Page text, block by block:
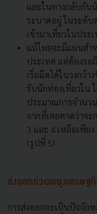
และในทางกลับกัน
ระบาดอยู่ ในระดับ
เข้ามาเที่ยวในประ
แม้ไทยจะมีแผนสำ
ประเทศ แต่ต้องรอ
เริ่มฉีดได้ในวงกว้
รับนักท่องเที่ยวใน
ประมาณการจำนว
จากที่เคยคาดว่าจ
3 และ 4 เหลือเพีย
(รูปที่ 5)
ส่งออกช่วยพยุงเศรษฐ
การส่งออกจะเป็นปัจจัย